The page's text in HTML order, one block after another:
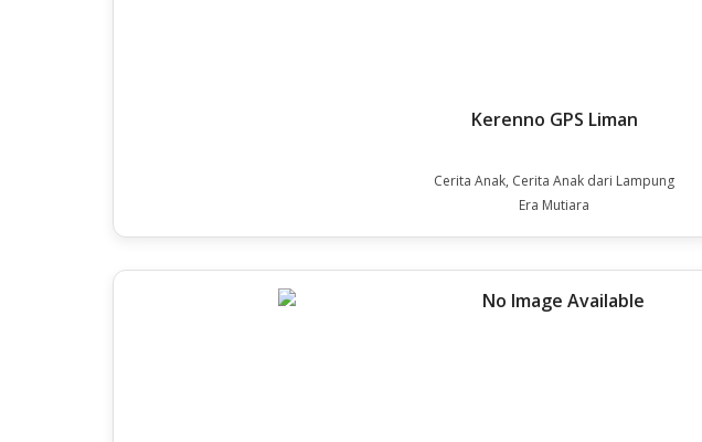
Kerenno GPS Liman
Cerita Anak, Cerita Anak dari Lampung
Era Mutiara